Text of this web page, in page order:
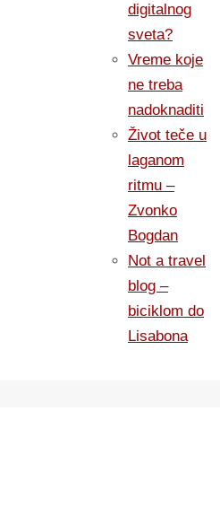
digitalnog
sveta?
Vreme koje
ne treba
nadoknaditi
Život teče u
laganom
ritmu –
Zvonko
Bogdan
Not a travel
blog –
biciklom do
Lisabona